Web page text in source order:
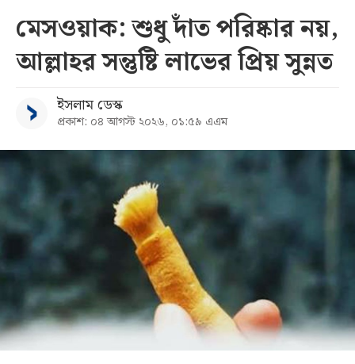
মেসওয়াক: শুধু দাঁত পরিষ্কার নয়,
আল্লাহর সন্তুষ্টি লাভের প্রিয় সুন্নত
ইসলাম ডেস্ক
প্রকাশ: ০৪ আগস্ট ২০২৬, ০১:৫৯ এএম